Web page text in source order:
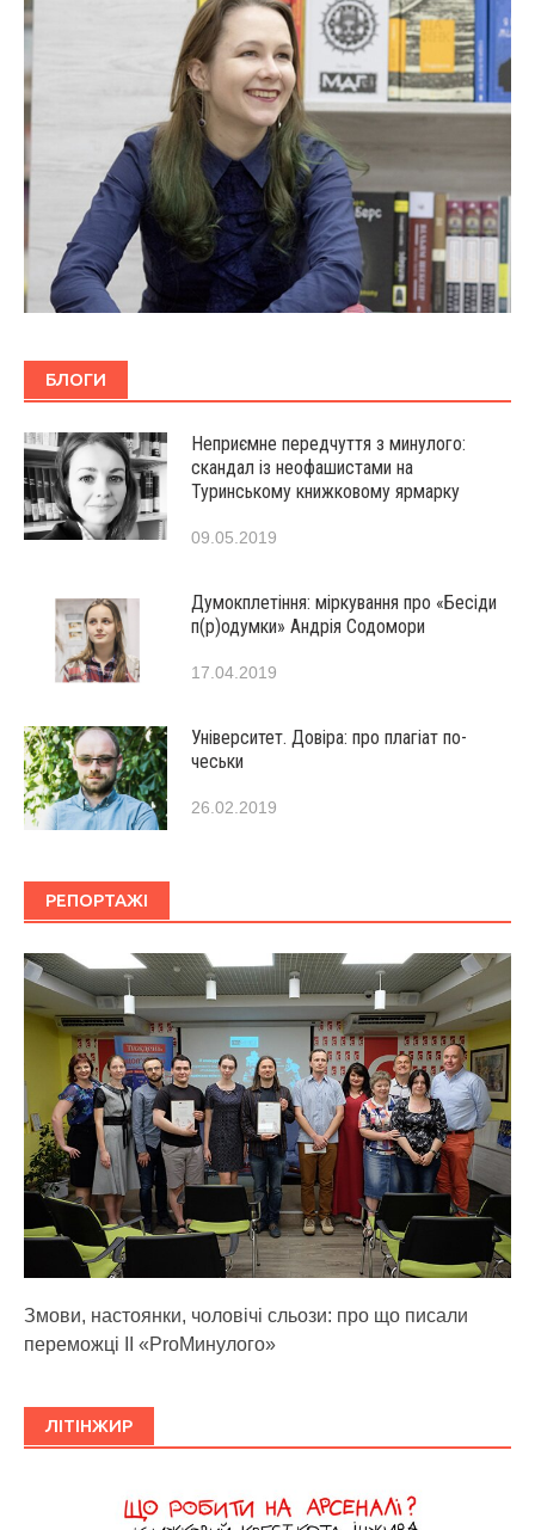
БЛОГИ
Неприємне передчуття з минулого:
скандал із неофашистами на
Туринському книжковому ярмарку
09.05.2019
Думокплетіння: міркування про «Бесіди
п(р)одумки» Андрія Содомори
17.04.2019
Університет. Довіра: про плагіат по-
чеськи
26.02.2019
РЕПОРТАЖІ
Змови, настоянки, чоловічі сльози: про що писали
переможці ІІ «ProМинулого»
ЛІТІНЖИР